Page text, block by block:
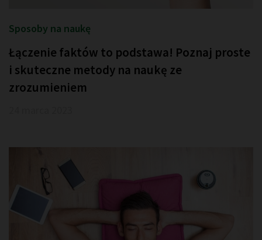
Sposoby na naukę
Łączenie faktów to podstawa! Poznaj proste
i skuteczne metody na naukę ze
zrozumieniem